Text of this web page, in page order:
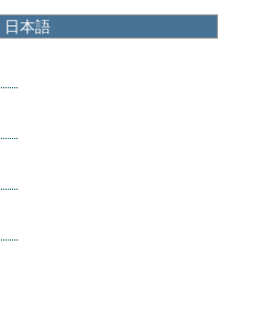
日本語
繁體中文